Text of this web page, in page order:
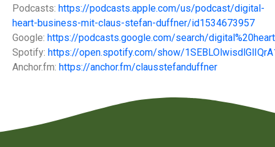
Podcasts: https://podcasts.apple.com/us/podcast/digital-
heart-business-mit-claus-stefan-duffner/id1534673957
Google: https://podcasts.google.com/search/
Spotify: https://open.spotify.com/show/
Anchor.fm: https://anchor.fm/clausstefanduffner